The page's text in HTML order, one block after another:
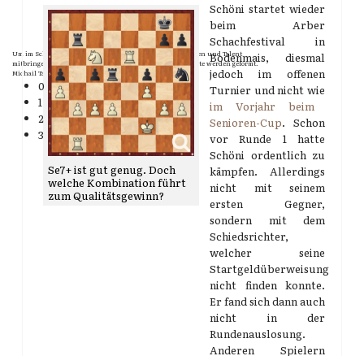
Um im Schach Erfolg zu erringen, muss man es sehr lieben und Talent
mitbringen. Gute Schachspieler werden geboren, berühmte werden geformt.
Michail Tal
0
1
2
3
Se7+ ist gut genug. Doch
welche Kombination führt
zum Qualitätsgewinn?
Schöni startet wieder
beim Arber
Schachfestival in
Bodenmais, diesmal
jedoch im offenen
Turnier und nicht wie
im Vorjahr beim
Senioren-Cup. Schon
vor Runde 1 hatte
Schöni ordentlich zu
kämpfen. Allerdings
nicht mit seinem
ersten Gegner,
sondern mit dem
Schiedsrichter,
welcher seine
Startgeldüberweisung
nicht finden konnte.
Er fand sich dann auch
nicht in der
Rundenauslosung.
Anderen Spielern